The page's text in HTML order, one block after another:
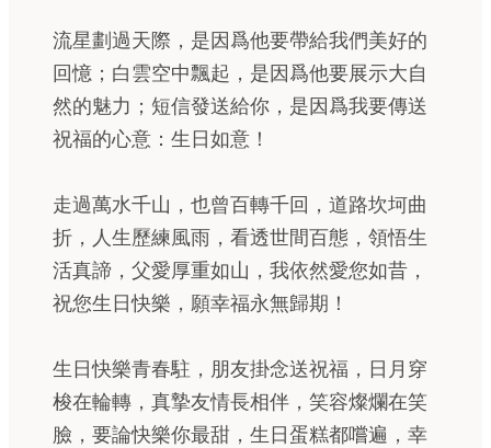
流星劃過天際，是因爲他要帶給我們美好的
回憶；白雲空中飄起，是因爲他要展示大自
然的魅力；短信發送給你，是因爲我要傳送
祝福的心意：生日如意！
走過萬水千山，也曾百轉千回，道路坎坷曲
折，人生歷練風雨，看透世間百態，領悟生
活真諦，父愛厚重如山，我依然愛您如昔，
祝您生日快樂，願幸福永無歸期！
生日快樂青春駐，朋友掛念送祝福，日月穿
梭在輪轉，真摯友情長相伴，笑容燦爛在笑
臉，要論快樂你最甜，生日蛋糕都嚐遍，幸